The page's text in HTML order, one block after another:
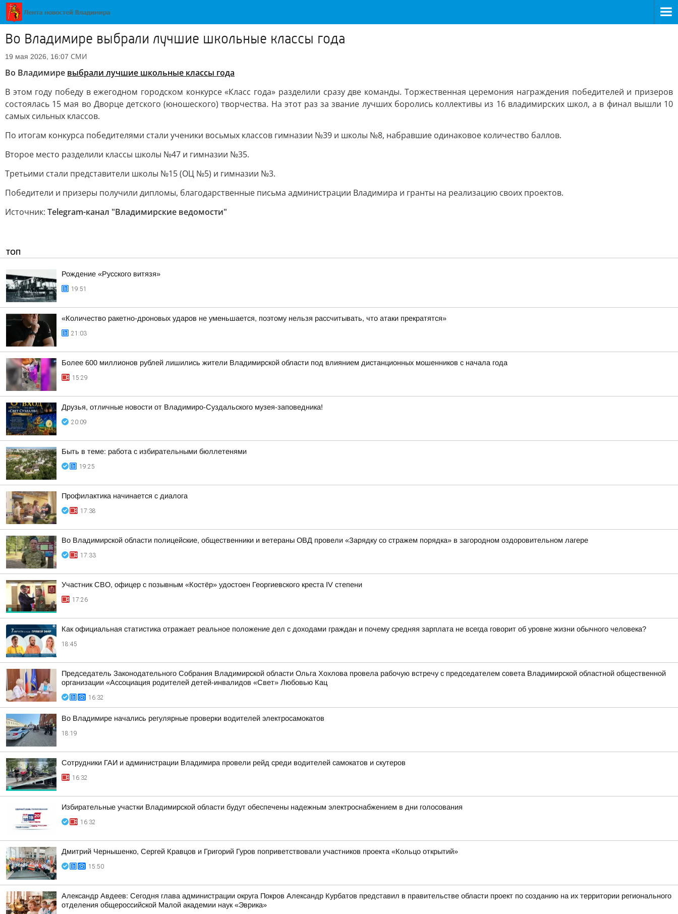
Во Владимире выбрали лучшие школьные классы года
19 мая 2026, 16:07 СМИ
Во Владимире выбрали лучшие школьные классы года
В этом году победу в ежегодном городском конкурсе «Класс года» разделили сразу две команды. Торжественная церемония награждения победителей и призеров
состоялась 15 мая во Дворце детского (юношеского) творчества. На этот раз за звание лучших боролись коллективы из 16 владимирских школ, а в финал вышли 10
самых сильных классов.
По итогам конкурса победителями стали ученики восьмых классов гимназии №39 и школы №8, набравшие одинаковое количество баллов.
Второе место разделили классы школы №47 и гимназии №35.
Третьими стали представители школы №15 (ОЦ №5) и гимназии №3.
Победители и призеры получили дипломы, благодарственные письма администрации Владимира и гранты на реализацию своих проектов.
Источник: Telegram-канал "Владимирские ведомости"
ТОП
Рождение «Русского витязя»
19:51
«Количество ракетно-дроновых ударов не уменьшается, поэтому нельзя рассчитывать, что атаки прекратятся»
21:03
Более 600 миллионов рублей лишились жители Владимирской области под влиянием дистанционных мошенников с начала года
15:29
Друзья, отличные новости от Владимиро-Суздальского музея-заповедника!
20:09
Быть в теме: работа с избирательными бюллетенями
19:25
Профилактика начинается с диалога
17:38
Во Владимирской области полицейские, общественники и ветераны ОВД провели «Зарядку со стражем порядка» в загородном оздоровительном лагере
17:33
Участник СВО, офицер с позывным «Костёр» удостоен Георгиевского креста IV степени
17:26
Как официальная статистика отражает реальное положение дел с доходами граждан и почему средняя зарплата не всегда говорит об уровне жизни обычного человека?
18:45
Председатель Законодательного Собрания Владимирской области Ольга Хохлова провела рабочую встречу с председателем совета Владимирской областной общественной
организации «Ассоциация родителей детей-инвалидов «Свет» Любовью Кац
16:32
Во Владимире начались регулярные проверки водителей электросамокатов
18:19
Сотрудники ГАИ и администрации Владимира провели рейд среди водителей самокатов и скутеров
16:32
Избирательные участки Владимирской области будут обеспечены надежным электроснабжением в дни голосования
16:32
Дмитрий Чернышенко, Сергей Кравцов и Григорий Гуров поприветствовали участников проекта «Кольцо открытий»
15:50
Александр Авдеев: Сегодня глава администрации округа Покров Александр Курбатов представил в правительстве области проект по созданию на их территории регионального
отделения общероссийской Малой академии наук «Эврика»